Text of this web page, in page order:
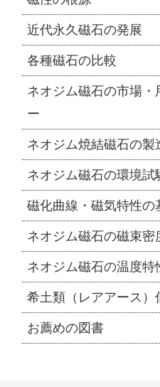
近代永久磁石の発展
各種磁石の比較
ネオジム磁石の市場・
ー
ネオジム焼結磁石の製
ネオジム磁石の環境試
磁化曲線・磁気特性の
ネオジム磁石の磁束密
ネオジム磁石の温度特
希土類（レアアース）
お薦めの図書